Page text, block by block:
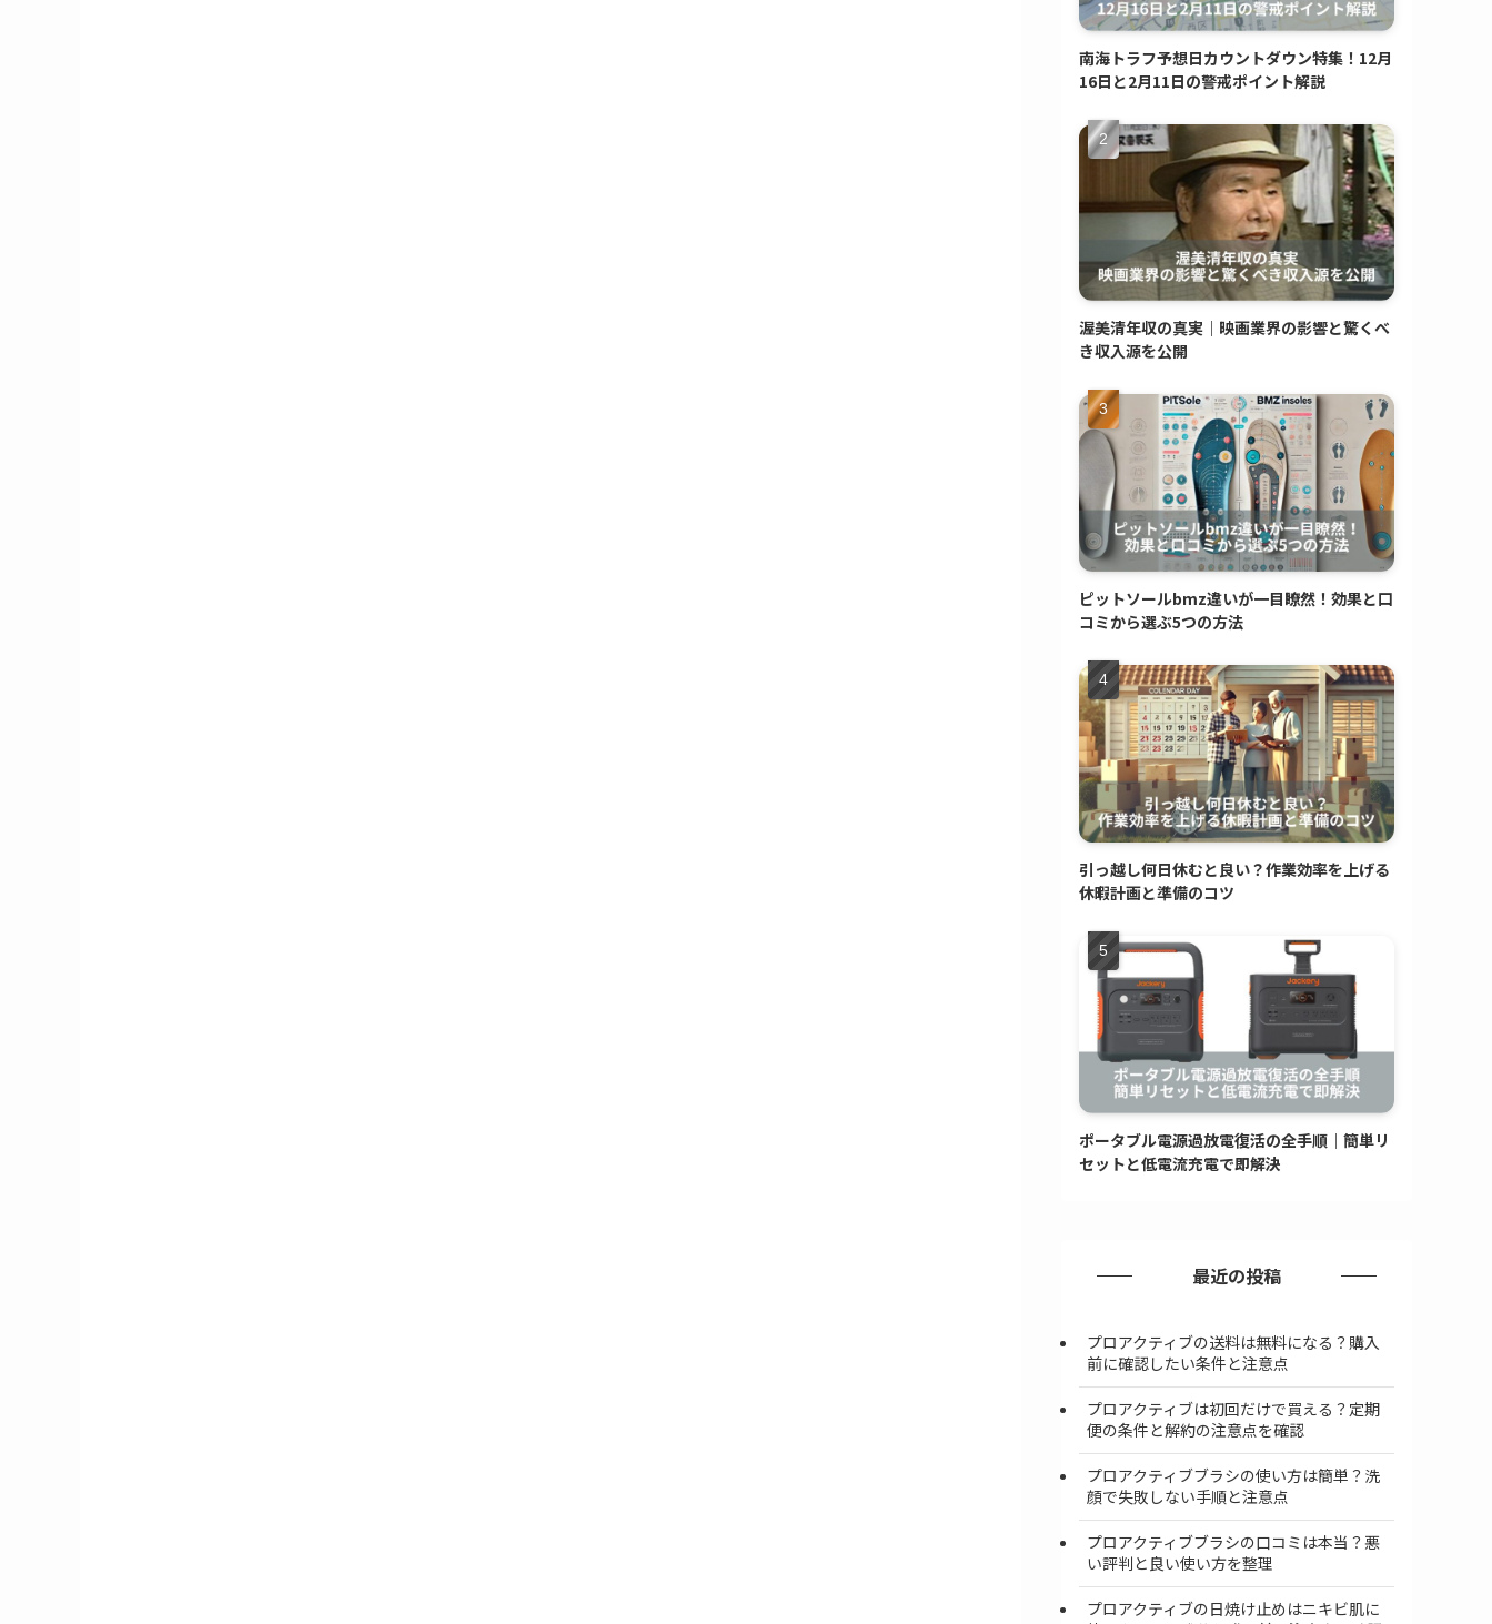
南海トラフ予想日カウントダウン特集！12月
16日と2月11日の警戒ポイント解説
渥美清年収の真実｜映画業界の影響と驚くべ
き収入源を公開
ピットソールbmz違いが一目瞭然！効果と口
コミから選ぶ5つの方法
引っ越し何日休むと良い？作業効率を上げる
休暇計画と準備のコツ
ポータブル電源過放電復活の全手順｜簡単リ
セットと低電流充電で即解決
最近の投稿
プロアクティブの送料は無料になる？購入
前に確認したい条件と注意点
プロアクティブは初回だけで買える？定期
便の条件と解約の注意点を確認
プロアクティブブラシの使い方は簡単？洗
顔で失敗しない手順と注意点
プロアクティブブラシの口コミは本当？悪
い評判と良い使い方を整理
プロアクティブの日焼け止めはニキビ肌に